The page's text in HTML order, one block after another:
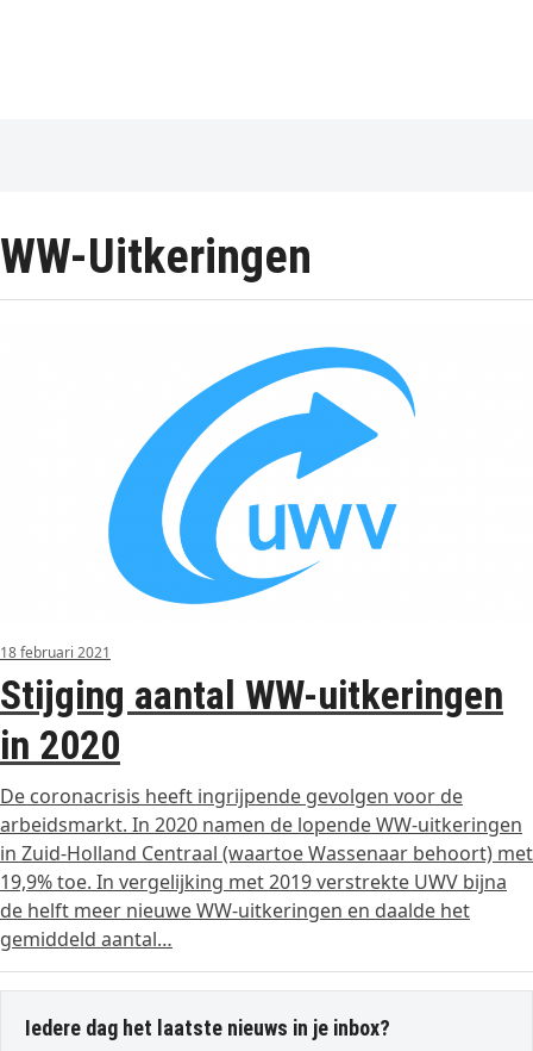
WW-Uitkeringen
18 februari 2021
Stijging aantal WW-uitkeringen
in 2020
De coronacrisis heeft ingrijpende gevolgen voor de
arbeidsmarkt. In 2020 namen de lopende WW-uitkeringen
in Zuid-Holland Centraal (waartoe Wassenaar behoort) met
19,9% toe. In vergelijking met 2019 verstrekte UWV bijna
de helft meer nieuwe WW-uitkeringen en daalde het
gemiddeld aantal…
Iedere dag het laatste nieuws in je inbox?